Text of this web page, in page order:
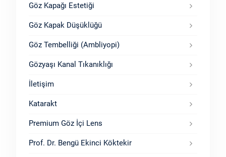
Göz Kapağı Estetiği
Göz Kapak Düşüklüğü
Göz Tembelliği (Ambliyopi)
Gözyaşı Kanal Tıkanıklığı
İletişim
Katarakt
Premium Göz İçi Lens
Prof. Dr. Bengü Ekinci Köktekir